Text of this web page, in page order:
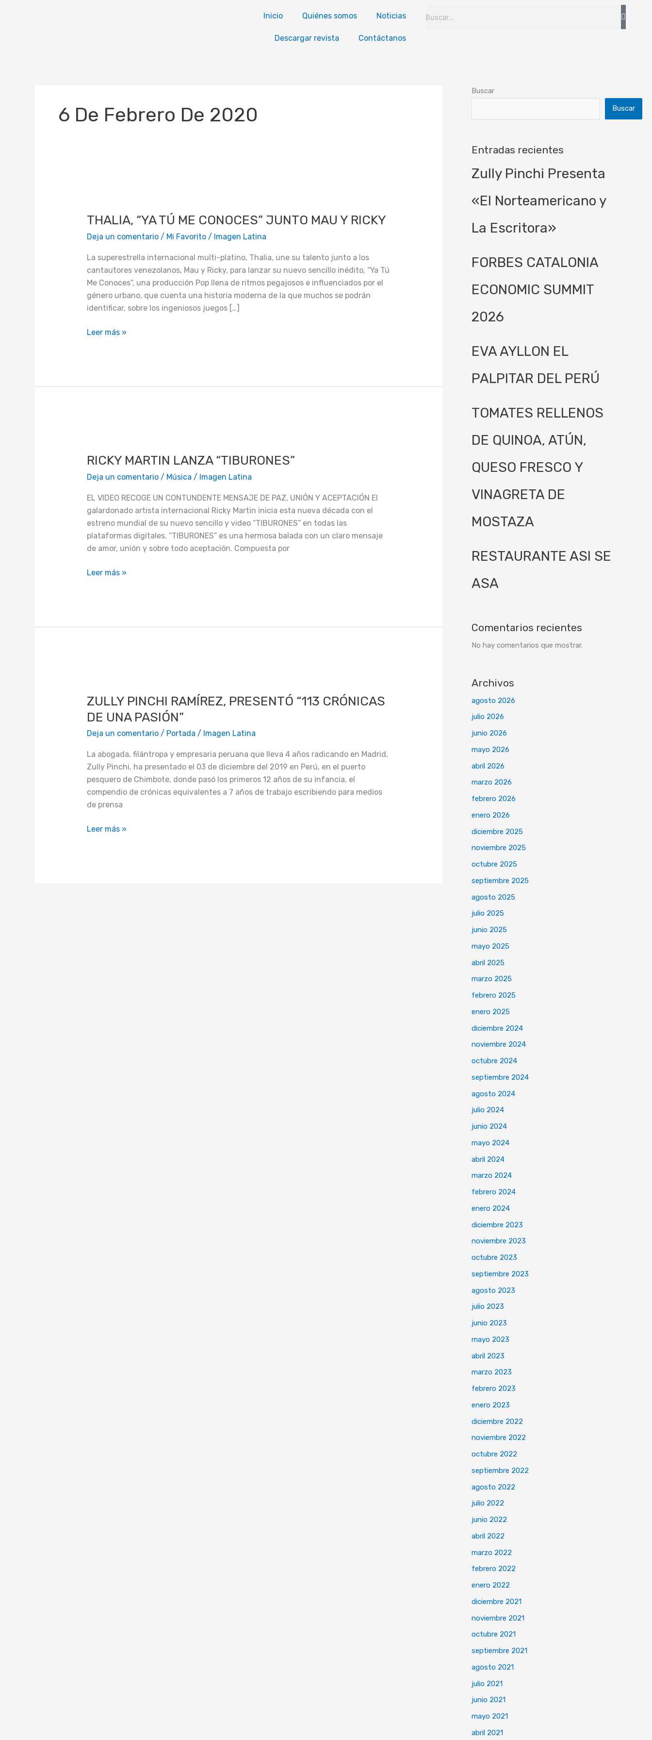
Inicio Quiénes somos Noticias
Descargar revista Contáctanos
6 De Febrero De 2020
THALIA, “YA TÚ ME CONOCES” JUNTO MAU Y RICKY
Deja un comentario / Mi Favorito/ Imagen Latina
La superestrella internacional multi-platino, Thalia, une su talento junto a los
cantautores venezolanos, Mau y Ricky, para lanzar su nuevo sencillo inédito, “Ya Tú
Me Conoces”, una producción Pop llena de ritmos pegajosos e influenciados por el
género urbano, que cuenta una historia moderna de la que muchos se podrán
identificar, sobre los ingeniosos juegos […]
TÚ
ME
JUNTO
MAU
Y
RICKY
Leer más »
RICKY MARTIN LANZA “TIBURONES”
Deja un comentario / Música / Imagen Latina
EL VIDEO RECOGE UN CONTUNDENTE MENSAJE DE PAZ, UNIÓN Y ACEPTACIÓN El
galardonado artista internacional Ricky Martin inicia esta nueva década con el
estreno mundial de su nuevo sencillo y video “TIBURONES” en todas las
plataformas digitales. “TIBURONES” es una hermosa balada con un claro mensaje
de amor, unión y sobre todo aceptación. Compuesta por
LANZA
“TIBURONES”
Leer más »
ZULLY PINCHI RAMÍREZ, PRESENTÓ “113 CRÓNICAS
DE UNA PASIÓN”
Deja un comentario / Portada / Imagen Latina
La abogada, filántropa y empresaria peruana que lleva 4 años radicando en Madrid,
Zully Pinchi, ha presentado el 03 de diciembre del 2019 en Perú, en el puerto
pesquero de Chimbote, donde pasó los primeros 12 años de su infancia, el
compendio de crónicas equivalentes a 7 años de trabajo escribiendo para medios
de prensa
RAMÍREZ,
PRESENTÓ
CRÓNICAS
DE
UNA
Leer más »
Buscar
Buscar
Entradas recientes
Zully Pinchi Presenta
«El Norteamericano y
La Escritora»
FORBES CATALONIA
ECONOMIC SUMMIT
2026
EVA AYLLON EL
PALPITAR DEL PERÚ
TOMATES RELLENOS
DE QUINOA, ATÚN,
QUESO FRESCO Y
VINAGRETA DE
MOSTAZA
RESTAURANTE ASI SE
ASA
Comentarios recientes
No hay comentarios que mostrar.
Archivos
agosto 2026
julio 2026
junio 2026
mayo 2026
abril 2026
marzo 2026
febrero 2026
enero 2026
diciembre 2025
noviembre 2025
octubre 2025
septiembre 2025
agosto 2025
julio 2025
junio 2025
mayo 2025
abril 2025
marzo 2025
febrero 2025
enero 2025
diciembre 2024
noviembre 2024
octubre 2024
septiembre 2024
agosto 2024
julio 2024
junio 2024
mayo 2024
abril 2024
marzo 2024
febrero 2024
enero 2024
diciembre 2023
noviembre 2023
octubre 2023
septiembre 2023
agosto 2023
julio 2023
junio 2023
mayo 2023
abril 2023
marzo 2023
febrero 2023
enero 2023
diciembre 2022
noviembre 2022
octubre 2022
septiembre 2022
agosto 2022
julio 2022
junio 2022
abril 2022
marzo 2022
febrero 2022
enero 2022
diciembre 2021
noviembre 2021
octubre 2021
septiembre 2021
agosto 2021
julio 2021
junio 2021
mayo 2021
abril 2021